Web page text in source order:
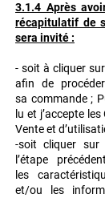
3.1.4 Après
récapitulatif de
sera invité :
- soit à cliquer
afin de
sa commande ;
lu et j’accepte
Vente et
-soit cliquer sur
l’étape
les
et/ou les